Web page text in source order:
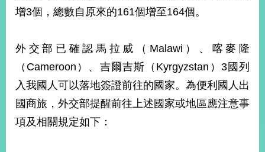
不
台
海
和
平
護
照
增3個，總數自原來的161個增至164個。
外交部已確認馬拉威（Malawi）、喀麥隆
（Cameroon）、吉爾吉斯（Kyrgyzstan）3國列
入我國人可以落地簽證前往的國家。為便利國人出
國商旅，外交部提醒前往上述國家或地區應注意事
項及相關規定如下：